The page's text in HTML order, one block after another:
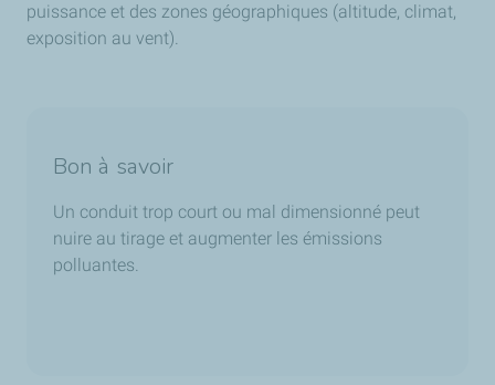
puissance et des zones géographiques (altitude, climat,
exposition au vent).
Bon à savoir
Un conduit trop court ou mal dimensionné peut
nuire au tirage et augmenter les émissions
polluantes.